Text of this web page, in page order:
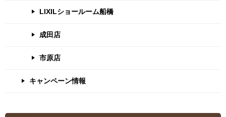
LIXILショールーム船橋
成田店
市原店
キャンペーン情報